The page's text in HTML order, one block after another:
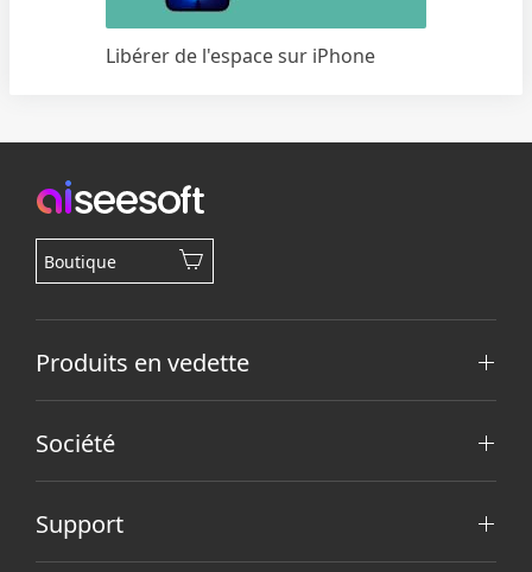
Libérer de l'espace sur iPhone
Boutique
Produits en vedette
Société
Support